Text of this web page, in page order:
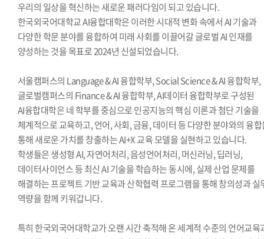
우리의 일상을 혁신하는 새로운 패러다임이 되고 있습니다.
한국외국어대학교 AI융합대학은 이러한 시대적 변화 속에서 AI 기술과
다양한 학문 분야를 융합하여 미래 사회를 이끌어갈 글로벌 AI 인재를
양성하는 것을 목표로 2024년 신설되었습니다.
서울캠퍼스의 Language & AI 융합학부, Social Science & AI 융합학부,
글로벌캠퍼스의 Finance & AI 융합학부, AI데이터 융합학부로 구성된
AI융합대학은 네 학부를 중심으로 인공지능의 핵심 이론과 첨단 기술을
체계적으로 교육하고, 언어, 사회, 금융, 데이터 등 다양한 분야와의 융
통해 새로운 가치를 창출하는 AI+X 교육 모델을 실현하고 있습니다.
학생들은 생성형 AI, 자연어처리, 음성언어처리, 머신러닝, 딥러닝,
데이터사이언스 등 최신 AI 기술을 학습하는 동시에, 실제 산업 문제를
해결하는 프로젝트 기반 교육과 산학협력 프로그램을 통해 창의성과 실
역량을 함께 키워갑니다.
특히 한국외국어대학교가 오랜 시간 축적해 온 세계적 수준의 언어교육